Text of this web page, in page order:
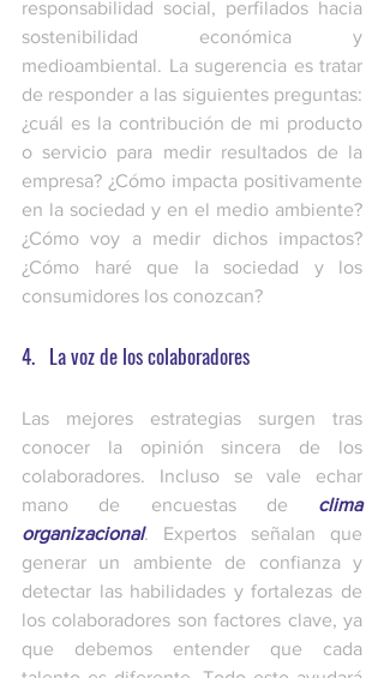
responsabilidad social, perfilados hacia
sostenibilidad económica y
medioambiental. La sugerencia es tratar
de responder a las siguientes preguntas:
¿cuál es la contribución de mi producto
o servicio para medir resultados de la
empresa? ¿Cómo impacta positivamente
en la sociedad y en el medio ambiente?
¿Cómo voy a medir dichos impactos?
¿Cómo haré que la sociedad y los
consumidores los conozcan?
4.   La voz de los colaboradores
Las mejores estrategias surgen tras
conocer la opinión sincera de los
colaboradores. Incluso se vale echar
mano de encuestas de
clima
organizacional. Expertos señalan que
generar un ambiente de confianza y
detectar las habilidades y fortalezas de
los colaboradores son factores clave, ya
que debemos entender que cada